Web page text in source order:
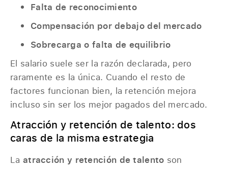
Falta de reconocimiento
Compensación por debajo del mercado
Sobrecarga o falta de equilibrio
El salario suele ser la razón declarada, pero
raramente es la única. Cuando el resto de
factores funcionan bien, la retención mejora
incluso sin ser los mejor pagados del mercado.
Atracción y retención de talento: dos
caras de la misma estrategia
La atracción y retención de talento son